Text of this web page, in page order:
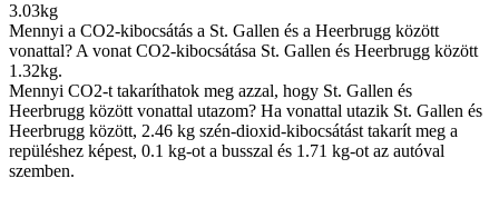
3.03kg
Mennyi a CO2-kibocsátás a St. Gallen és a Heerbrugg között
vonattal? A vonat CO2-kibocsátása St. Gallen és Heerbrugg között
1.32kg.
Mennyi CO2-t takaríthatok meg azzal, hogy St. Gallen és
Heerbrugg között vonattal utazom? Ha vonattal utazik St. Gallen és
Heerbrugg között, 2.46 kg szén-dioxid-kibocsátást takarít meg a
repüléshez képest, 0.1 kg-ot a busszal és 1.71 kg-ot az autóval
szemben.